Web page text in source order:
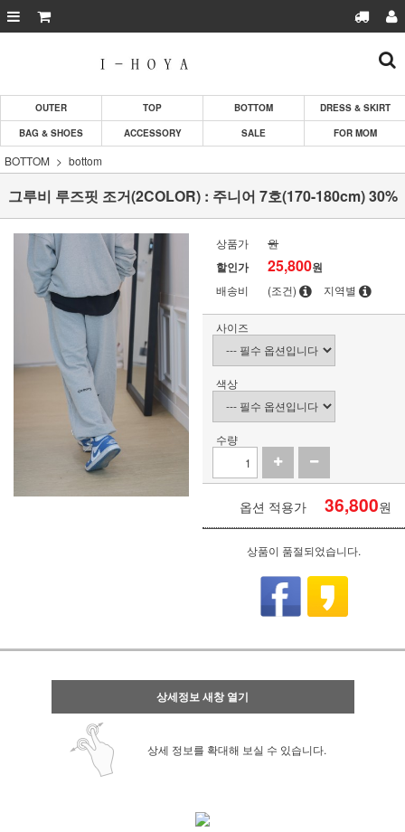
OUTER TOP BOTTOM
DRESS & SKIRT
BAG & SHOES
ACCESSORY SALE FOR MOM
BOTTOM bottom
그루비 루즈핏 조거(2COLOR) : 주니어 7호(170-180cm) 30%
상품가 원
할인가 25,800원
배송비 (조건) 지역별
사이즈
색상
수량
옵션 적용가 36,800원
상품이 품절되었습니다.
상세정보 새창 열기
상세 정보를 확대해 보실 수 있습니다.